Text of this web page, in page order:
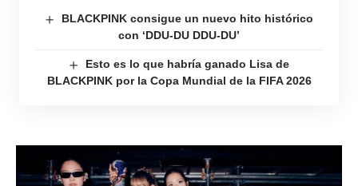
BLACKPINK consigue un nuevo hito histórico
con ‘DDU-DU DDU-DU’
Esto es lo que habría ganado Lisa de
BLACKPINK por la Copa Mundial de la FIFA 2026